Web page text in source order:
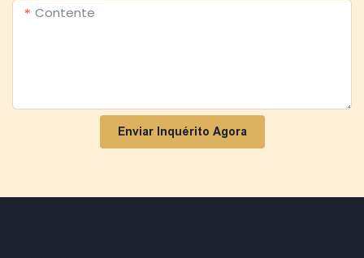
Contente
Enviar Inquérito Agora